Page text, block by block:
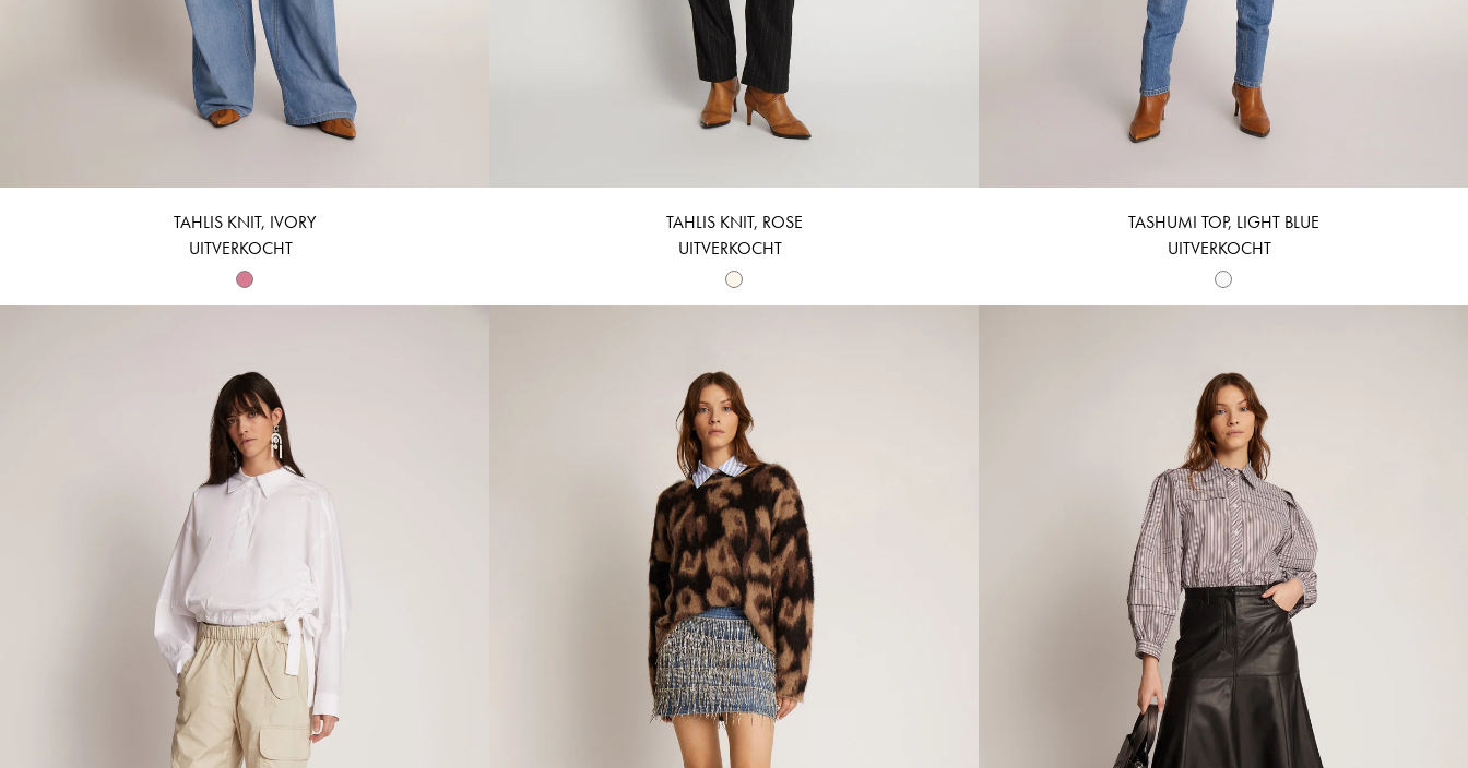
TAHLIS KNIT, IVORY
UITVERKOCHT
TAHLIS KNIT, ROSE
UITVERKOCHT
TASHUMI TOP, LIGHT BLUE
UITVERKOCHT